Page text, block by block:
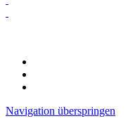
Navigation überspringen